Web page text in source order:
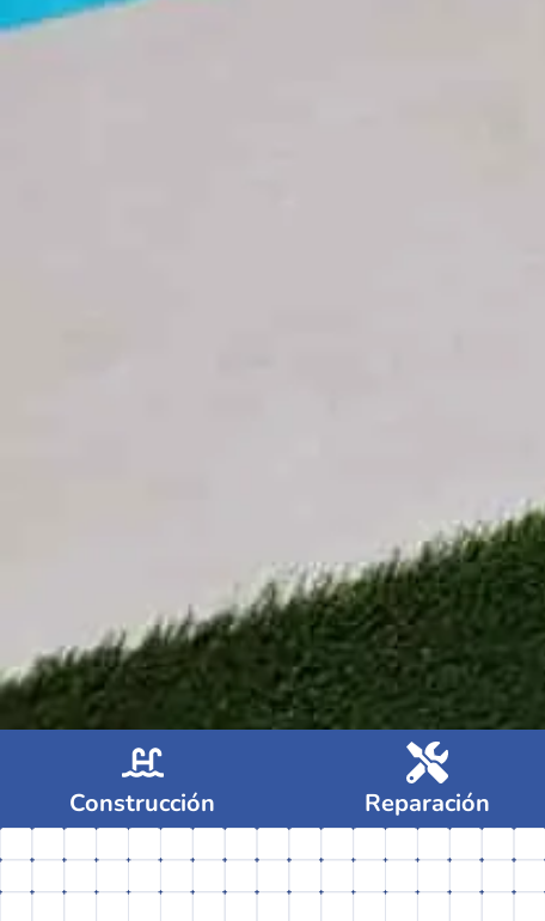
Construcción Reparación